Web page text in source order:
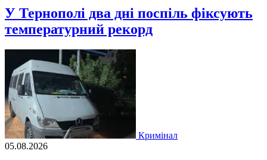
У Тернополі два дні поспіль фіксують
температурний рекорд
Кримінал
05.08.2026